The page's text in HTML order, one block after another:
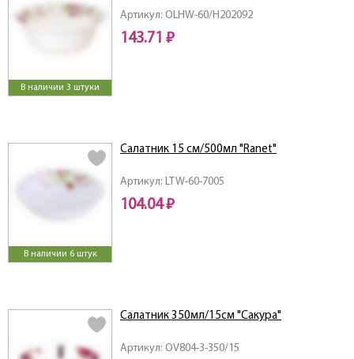
В наличии 3 штуки
Артикул: OLHW-60/H202092
143.71 ₽
В наличии 6 штук
Артикул: LTW-60-7005
Салатник 15 см/500мл "Ranet"
104.04 ₽
Артикул: OV804-3-350/15
Салатник 350мл/15см "Сакура"